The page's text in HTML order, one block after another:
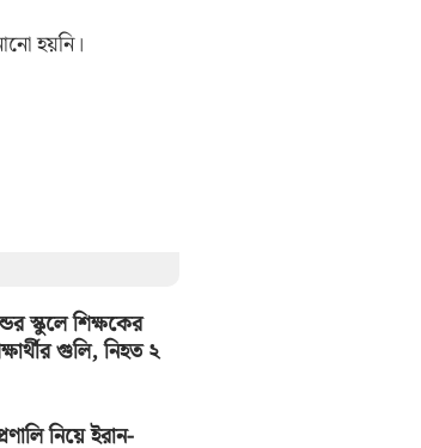
হয়নি।
স্কুলে শিক্ষকের
গুলি, নিহত ২
নিয়ে ইরান-